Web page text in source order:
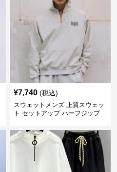
¥7,740 (税込)
スウェットメンズ 上質スウェッ
ト セットアップ ハーフジップ